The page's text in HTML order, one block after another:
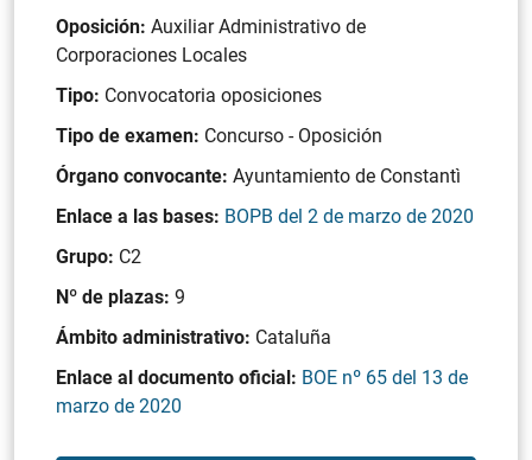
Oposición: Auxiliar Administrativo de
Corporaciones Locales
Tipo: Convocatoria oposiciones
Tipo de examen: Concurso - Oposición
Órgano convocante: Ayuntamiento de Constantì
Enlace a las bases: BOPB del 2 de marzo de 2020
Grupo: C2
Nº de plazas: 9
Ámbito administrativo: Cataluña
Enlace al documento oficial: BOE nº 65 del 13 de
marzo de 2020